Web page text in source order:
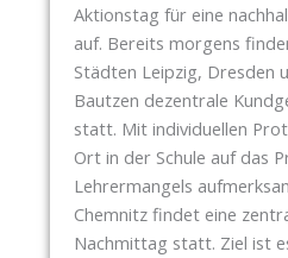
M
E
Ä
Aktionstag für eine
auf. Bereits morgens
Städten Leipzig, Dresden
Bautzen dezentrale
statt. Mit individuellen
Ort in der Schule auf das
Lehrermangels
Chemnitz findet eine
Nachmittag statt. Ziel ist